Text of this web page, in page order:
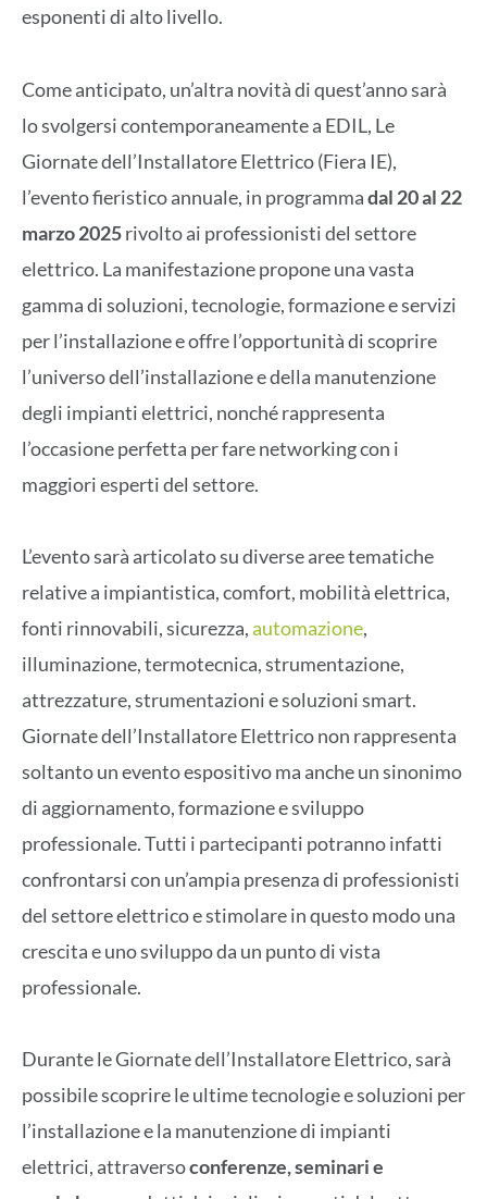
esponenti di alto livello.
Come anticipato, un’altra novità di quest’anno sarà
lo svolgersi contemporaneamente a EDIL, Le
Giornate dell’Installatore Elettrico (Fiera IE),
l’evento fieristico annuale, in programmadal 20 al 22
marzo 2025rivolto ai professionisti del settore
elettrico. La manifestazione propone una vasta
gamma di soluzioni, tecnologie, formazione e servizi
per l’installazione e offre l’opportunità di scoprire
l’universo dell’installazione e della manutenzione
degli impianti elettrici, nonché rappresenta
l’occasione perfetta per fare networking con i
maggiori esperti del settore.
L’evento sarà articolato su diverse aree tematiche
relative a impiantistica, comfort, mobilità elettrica,
fonti rinnovabili, sicurezza,automazione,
illuminazione, termotecnica, strumentazione,
attrezzature, strumentazioni e soluzioni smart.
Giornate dell’Installatore Elettrico non rappresenta
soltanto un evento espositivo ma anche un sinonimo
di aggiornamento, formazione e sviluppo
professionale. Tutti i partecipanti potranno infatti
confrontarsi con un’ampia presenza di professionisti
del settore elettrico e stimolare in questo modo una
crescita e uno sviluppo da un punto di vista
professionale.
Durante le Giornate dell’Installatore Elettrico, sarà
possibile scoprire le ultime tecnologie e soluzioni per
l’installazione e la manutenzione di impianti
elettrici, attraversoconferenze, seminari e